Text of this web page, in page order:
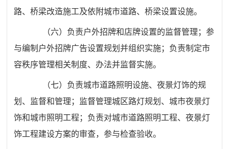
路、桥梁改造施工及依附城市道路、桥梁设置设施。
（六）负责户外招牌和店牌设置的监督管理；参
与编制户外招牌广告设置规划并组织实施；负责制定市
容秩序管理相关制度、办法并监督实施。
（七）负责城市道路照明设施、夜景灯饰的规
划、监督和管理；监督管理城区路灯规划、城市夜景灯
饰和城市照明工程；负责对城市道路照明工程、夜景灯
饰工程建设方案的审查，参与检查验收。